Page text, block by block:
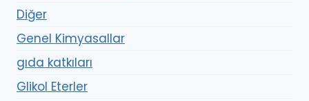
Diğer
Genel Kimyasallar
gıda katkıları
Glikol Eterler